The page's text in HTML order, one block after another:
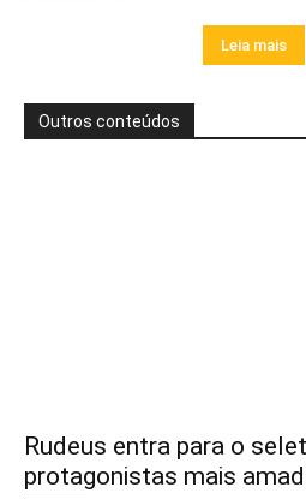
Leia mais
Outros conteúdos
Rudeus entra para o
protagonistas mais